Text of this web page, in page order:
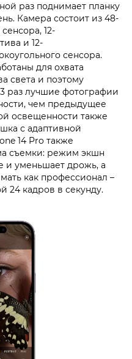
раз поднимает планку
Камера состоит из 48-
12-
и 12-
сенсора.
для охвата
света и поэтому
раз лучшие фотографии
чем предыдущее
освещенности также
с адаптивной
14 Pro также
съемки: режим экшн
и уменьшает дрожь, а
как профессионал –
24 кадров в секунду.